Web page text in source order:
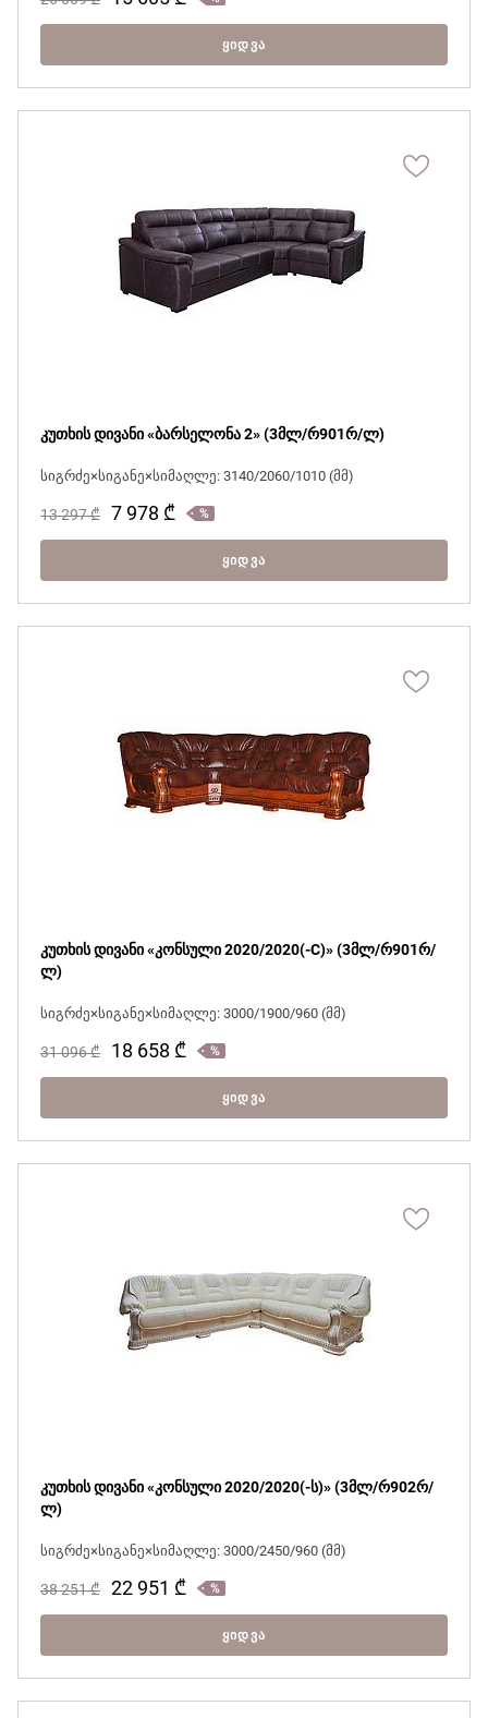
ᲧᲘᲓᲕᲐ
კუთხის დივანი «ბარსელონა 2» (3მლ/რ901რ/ლ)
სიგრძე×სიგანე×სიმაღლე: 3140/2060/1010 (მმ)
13 297₾ 7 978 ₾
ᲧᲘᲓᲕᲐ
კუთხის დივანი «კონსული 2020/2020(-С)» (3მლ/რ901რ/
ლ)
სიგრძე×სიგანე×სიმაღლე: 3000/1900/960 (მმ)
31 096₾ 18 658 ₾
ᲧᲘᲓᲕᲐ
კუთხის დივანი «კონსული 2020/2020(-ს)» (3მლ/რ902რ/
ლ)
სიგრძე×სიგანე×სიმაღლე: 3000/2450/960 (მმ)
38 251₾ 22 951 ₾
ᲧᲘᲓᲕᲐ